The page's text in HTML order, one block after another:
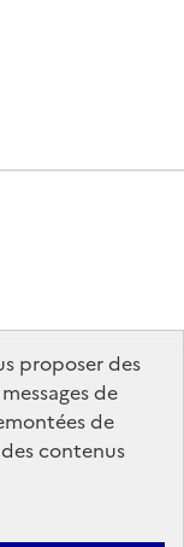
proposer des
de
de
contenus